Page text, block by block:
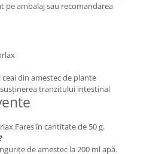
pe ambalaj sau recomandarea
din amestec de plante
tranzitului intestinal
Fares în cantitate de 50 g.
de amestec la 200 ml apă.